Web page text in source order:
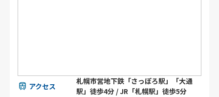
アクセス
札幌市営地下鉄「さっぽろ駅」「大通
駅」徒歩4分 / JR「札幌駅」徒歩5分